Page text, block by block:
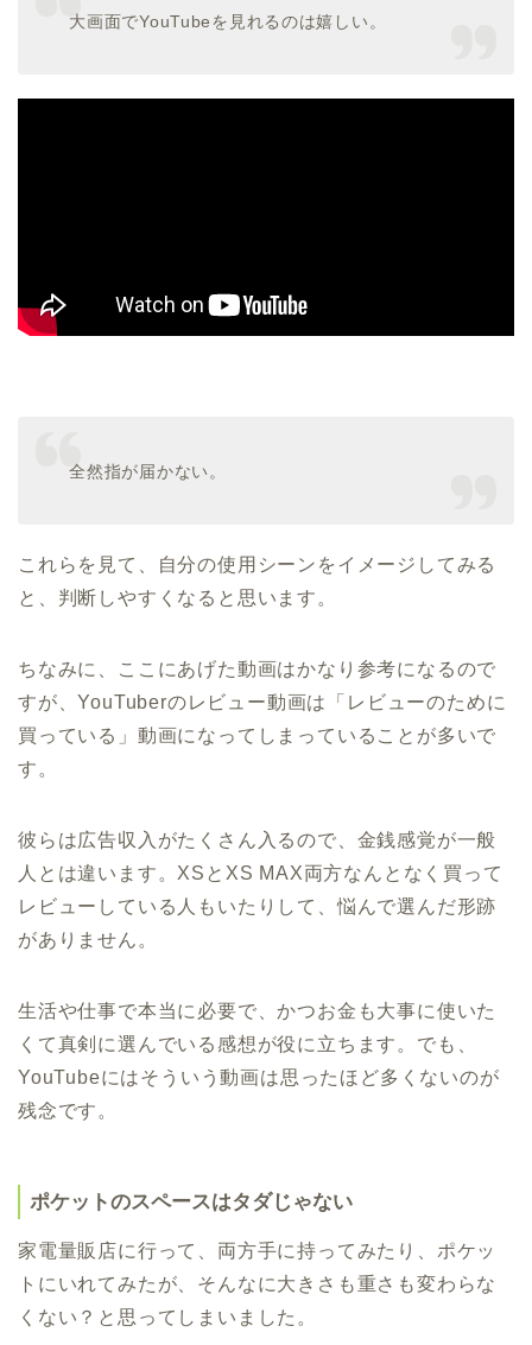
大画面でYouTubeを見れるのは嬉しい。
全然指が届かない。
これらを見て、自分の使用シーンをイメージしてみる
と、判断しやすくなると思います。
ちなみに、ここにあげた動画はかなり参考になるので
すが、YouTuberのレビュー動画は「レビューのために
買っている」動画になってしまっていることが多いで
す。
彼らは広告収入がたくさん入るので、金銭感覚が一般
人とは違います。XSとXS MAX両方なんとなく買って
レビューしている人もいたりして、悩んで選んだ形跡
がありません。
生活や仕事で本当に必要で、かつお金も大事に使いた
くて真剣に選んでいる感想が役に立ちます。でも、
YouTubeにはそういう動画は思ったほど多くないのが
残念です。
ポケットのスペースはタダじゃない
家電量販店に行って、両方手に持ってみたり、ポケッ
トにいれてみたが、そんなに大きさも重さも変わらな
くない？と思ってしまいました。